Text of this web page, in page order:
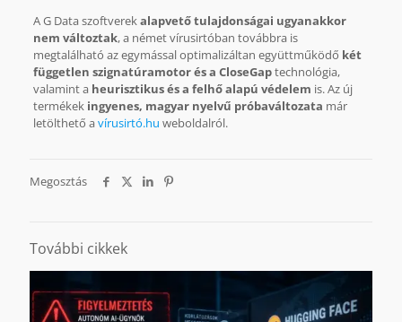
A G Data szoftverekalapvető tulajdonságai ugyanakkor
nem változtak, a német vírusirtóban továbbra is
megtalálható az egymással optimalizáltan együttműködő két
független szignatúramotor és a CloseGaptechnológia,
valamint a heurisztikus és a felhő alapú védelem is. Az új
termékek ingyenes, magyar nyelvű próbaváltozata már
letölthető avírusirtó.hu weboldalról.
Megosztás
További cikkek